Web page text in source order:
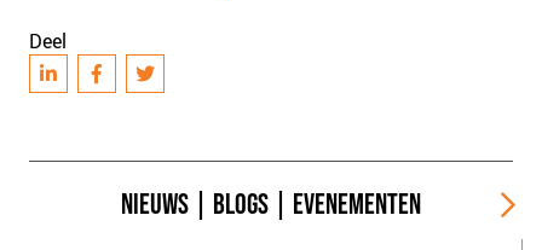
Deel
NIEUWS BLOGS EVENEMENTEN